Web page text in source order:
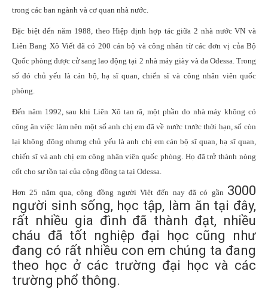
trong các ban ngành và cơ quan nhà nước.
Đặc biệt đến năm 1988, theo Hiệp định hợp tác giữa 2 nhà nước VN và
Liên Bang Xô Viết đã có 200 cán bộ và công nhân từ các đơn vị của Bộ
Quốc phòng được cử sang lao động tại 2 nhà máy giày và da Odessa. Trong
số đó chủ yếu là cán bộ, hạ sĩ quan, chiến sĩ và công nhân viên quốc
phòng.
Đến năm 1992, sau khi Liên Xô tan rã, một phần do nhà máy không có
công ăn việc làm nên một số anh chị em đã về nước trước thời hạn, số còn
lại không đông nhưng chủ yếu là anh chị em cán bộ sĩ quan, hạ sĩ quan,
chiến sĩ và anh chị em công nhân viên quốc phòng. Họ đã trở thành nòng
cốt cho sự tồn tại của cộng đồng ta tại Odessa.
Hơn 25 năm qua, cộng đồng người Việt đến nay đã có gần 3000
người sinh sống, học tập, làm ăn tại đây,
rất nhiều gia đình đã thành đạt, nhiều
cháu đã tốt nghiệp đại học cũng như
đang có rất nhiều con em chúng ta đang
theo học ở các trường đại học và các
trường phổ thông.